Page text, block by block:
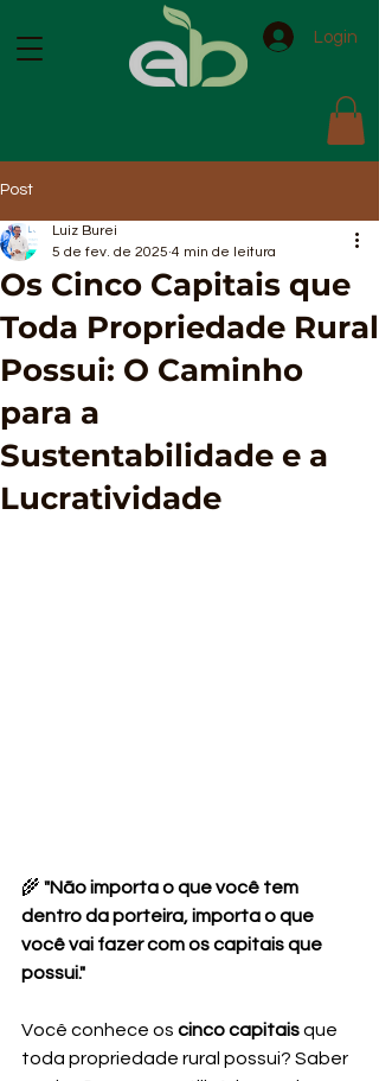
Login
Post
Os Cinco Capitais que
Toda Propriedade Rural
Possui: O Caminho
para a
Sustentabilidade e a
Lucratividade
Luiz Burei
5 de fev. de 2025 4 min de leitura
🌾 "Não importa o que você tem
dentro da porteira, importa o que
você vai fazer com os capitais que
possui."
Você conhece os cinco capitais que
toda propriedade rural possui? Saber